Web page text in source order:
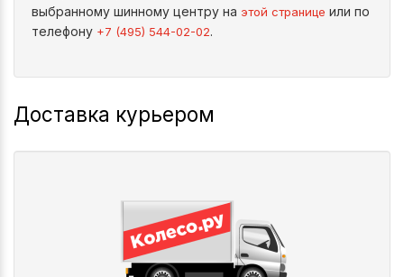
выбранному шинному центру на этой странице или по
телефону +7 (495) 544-02-02.
Доставка курьером